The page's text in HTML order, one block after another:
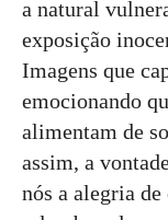
a natural
exposição
Imagens que
emocionando
alimentam de
assim, a
nós a alegria de